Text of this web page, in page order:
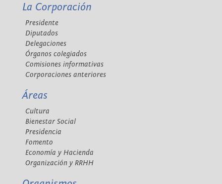
La Corporación
Presidente
Diputados
Delegaciones
Órganos colegiados
Comisiones informativas
Corporaciones anteriores
Áreas
Cultura
Bienestar Social
Presidencia
Fomento
Economía y Hacienda
Organización y RRHH